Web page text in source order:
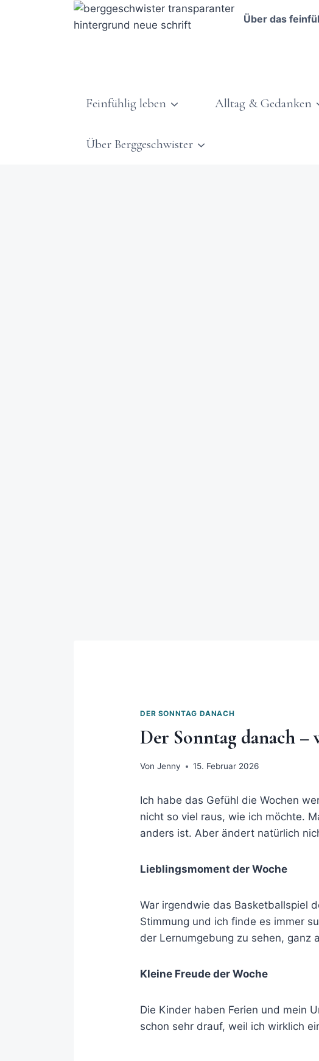
Über das
Feinfühlig leben Alltag & Gedanken
Über Berggeschwister
DER SONNTAG DANACH
Der Sonntag danach –
Von Jenny 15. Februar 2026
Ich habe das Gefühl die Wochen
nicht so viel raus, wie ich möchte.
anders ist. Aber ändert natürlich
Lieblingsmoment der Woche
War irgendwie das Basketballspiel
Stimmung und ich finde es immer
der Lernumgebung zu sehen, ganz
Kleine Freude der Woche
Die Kinder haben Ferien und mein
schon sehr drauf, weil ich wirklich